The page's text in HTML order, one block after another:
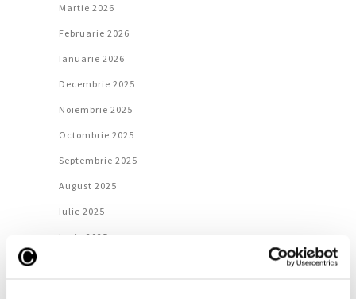
Martie 2026
Februarie 2026
Ianuarie 2026
Decembrie 2025
Noiembrie 2025
Octombrie 2025
Septembrie 2025
August 2025
Iulie 2025
Iunie 2025